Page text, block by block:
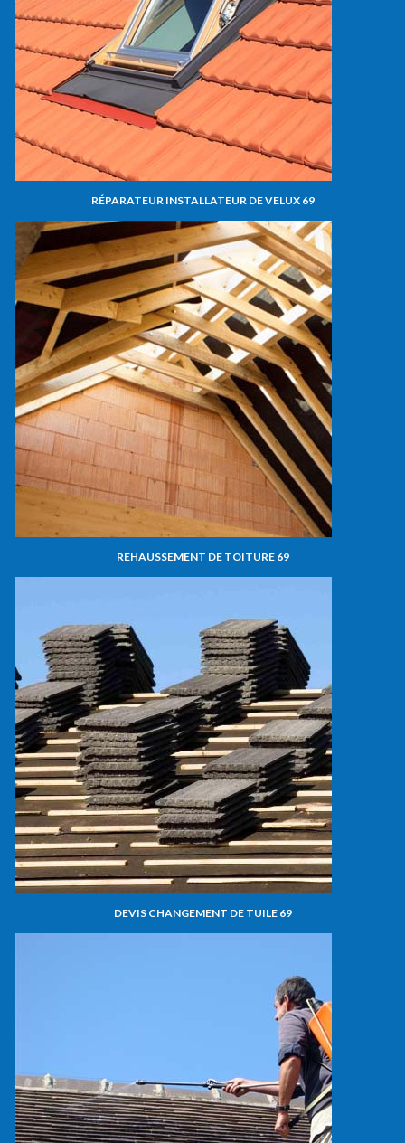
RÉPARATEUR INSTALLATEUR DE VELUX 69
REHAUSSEMENT DE TOITURE 69
DEVIS CHANGEMENT DE TUILE 69